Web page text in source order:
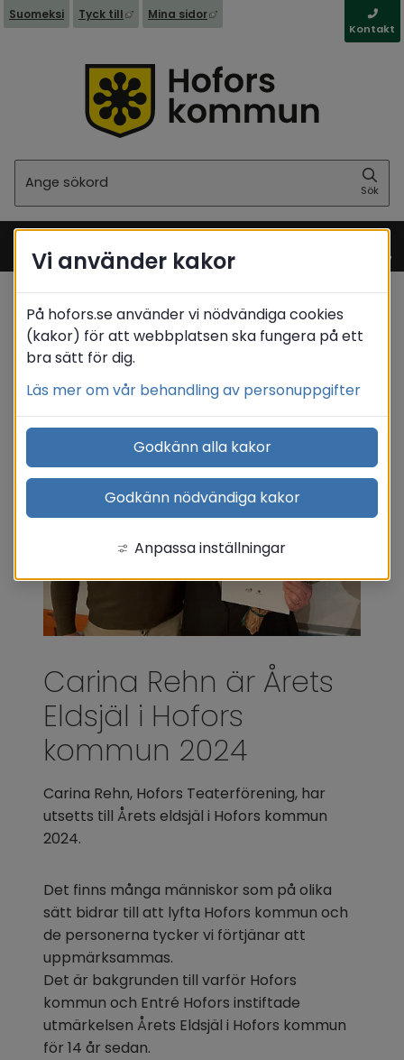
Suomeksi Tyck till Länk till annan webbplats, öppnas i nytt
Mina sidor Länk till annan webbplats,
Kontakt
Sök
Meny
Startsida
Carina Rehn är Årets
Eldsjäl i Hofors
kommun 2024
Carina Rehn, Hofors Teaterförening, har
utsetts till Årets eldsjäl i Hofors kommun
2024.
Det finns många människor som på olika
sätt bidrar till att lyfta Hofors kommun och
de personerna tycker vi förtjänar att
uppmärksammas.
Det är bakgrunden till varför Hofors
kommun och Entré Hofors instiftade
utmärkelsen Årets Eldsjäl i Hofors kommun
för 14 år sedan.
Vi använder kakor
På hofors.se använder vi nödvändiga cookies
(kakor) för att webbplatsen ska fungera på ett
bra sätt för dig.
Läs mer om vår behandling av personuppgifter
Godkänn alla kakor
Godkänn nödvändiga kakor
Anpassa inställningar